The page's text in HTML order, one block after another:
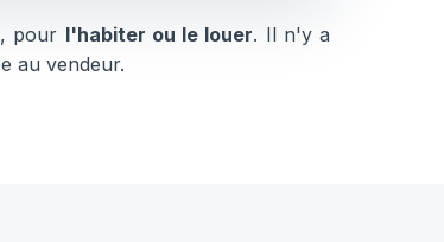
pour l'habiter ou le louer. Il n'y a
au vendeur.